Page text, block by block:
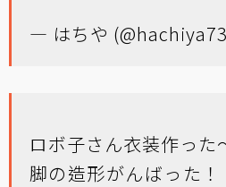
— はちや
ロボ子さん衣装作った
脚の造形がんばった